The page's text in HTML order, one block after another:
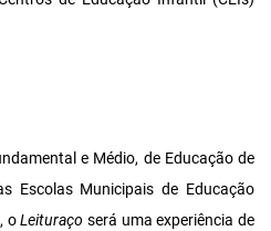
e Médio, de Educação de
Escolas Municipais de Educação
oLeituraço será uma experiência de